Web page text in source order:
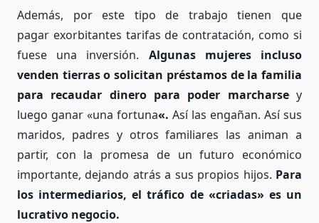
Además, por este tipo de trabajo tienen que
pagar exorbitantes tarifas de contratación, como si
fuese una inversión. Algunas mujeres incluso
venden tierras o solicitan préstamos de la familia
para recaudar dinero para poder marcharse y
luego ganar «una fortuna«. Así las engañan. Así sus
maridos, padres y otros familiares las animan a
partir, con la promesa de un futuro económico
importante, dejando atrás a sus propios hijos. Para
los intermediarios, el tráfico de «criadas» es un
lucrativo negocio.